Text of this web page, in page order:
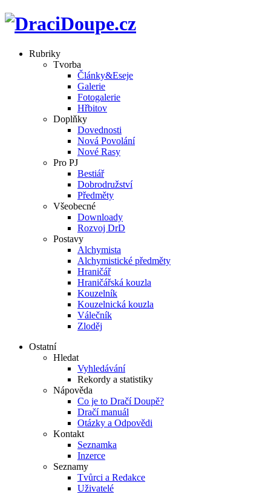
Rubriky
Tvorba
Články&Eseje
Galerie
Fotogalerie
Hřbitov
Doplňky
Dovednosti
Nová Povolání
Nové Rasy
Pro PJ
Bestiář
Dobrodružství
Předměty
Všeobecné
Downloady
Rozvoj DrD
Postavy
Alchymista
Alchymistické předměty
Hraničář
Hraničářská kouzla
Kouzelník
Kouzelnická kouzla
Válečník
Zloděj
Ostatní
Hledat
Vyhledávání
Rekordy a statistiky
Nápověda
Co je to Dračí Doupě?
Dračí manuál
Otázky a Odpovědi
Kontakt
Seznamka
Inzerce
Seznamy
Tvůrci a Redakce
Uživatelé